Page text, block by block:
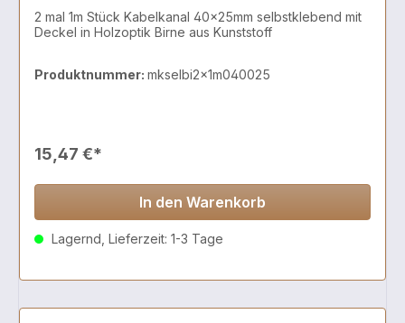
2 mal 1m Stück Kabelkanal 40x25mm selbstklebend mit
Deckel in Holzoptik Birne aus Kunststoff
Produktnummer: mkselbi2x1m040025
15,47 €*
In den Warenkorb
Lagernd, Lieferzeit: 1-3 Tage